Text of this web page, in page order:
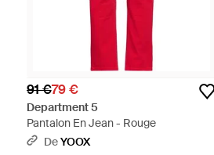
91 €79 €
Department 5
Pantalon En Jean - Rouge
DeYOOX